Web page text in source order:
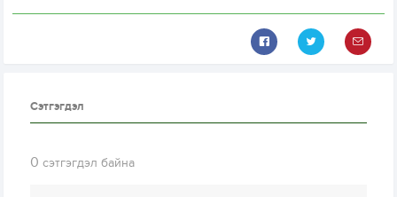
Сэтгэгдэл
0 сэтгэгдэл байна